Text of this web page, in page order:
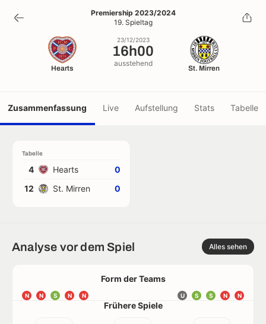
16h00
23/12/2023
Premiership 2023/2024
19. Spieltag
Hearts
23/12/2023
16h00
ausstehend
St. Mirren
Zusammenfassung Live Aufstellung Stats Tabelle
Tabelle
4 Hearts
0
12
St. Mirren 0
Analyse vor dem Spiel Alles sehen
Form der Teams
N N S N N N
N
S
S
U
Frühere Spiele